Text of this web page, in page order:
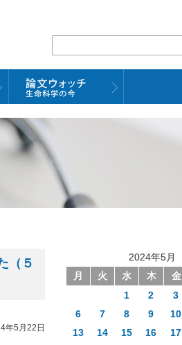
（５
年5月22日
2024年5月
月
火 水 木 金
1
2 3
6
7 8 9 10
13
14 15 16 17